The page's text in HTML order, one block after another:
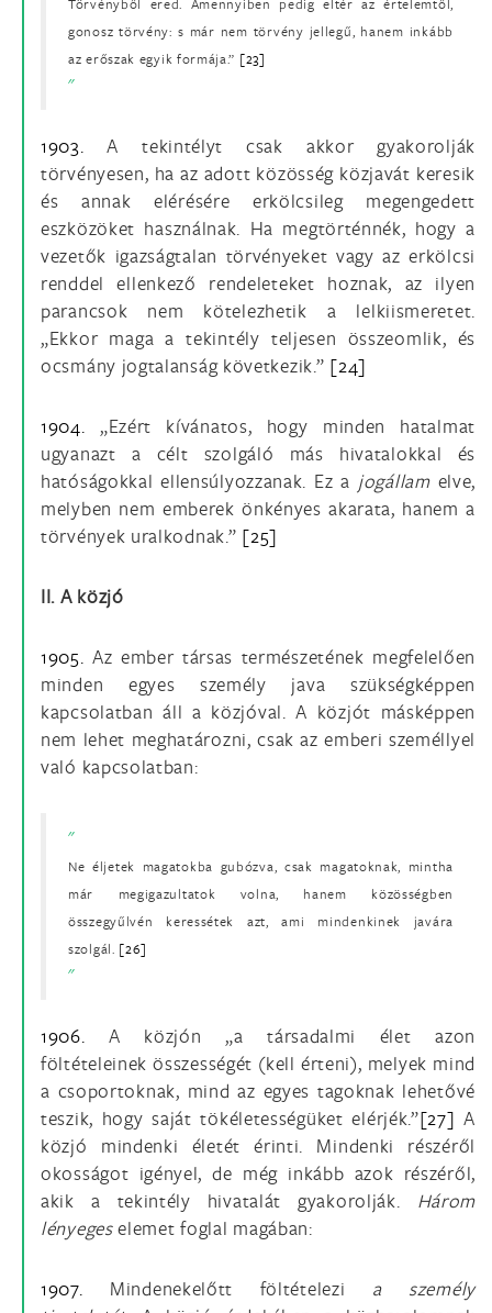
Törvényből ered. Amennyiben pedig eltér az értelemtől,
gonosz törvény: s már nem törvény jellegű, hanem inkább
az erőszak egyik formája.” [23]
1903. A tekintélyt csak akkor gyakorolják
törvényesen, ha az adott közösség közjavát keresik
és annak elérésére erkölcsileg megengedett
eszközöket használnak. Ha megtörténnék, hogy a
vezetők igazságtalan törvényeket vagy az erkölcsi
renddel ellenkező rendeleteket hoznak, az ilyen
parancsok nem kötelezhetik a lelkiismeretet.
„Ekkor maga a tekintély teljesen összeomlik, és
ocsmány jogtalanság következik.” [24]
1904. „Ezért kívánatos, hogy minden hatalmat
ugyanazt a célt szolgáló más hivatalokkal és
hatóságokkal ellensúlyozzanak. Ez a jogállamelve,
melyben nem emberek önkényes akarata, hanem a
törvények uralkodnak.” [25]
II. A közjó
1905. Az ember társas természetének megfelelően
minden egyes személy java szükségképpen
kapcsolatban áll a közjóval. A közjót másképpen
nem lehet meghatározni, csak az emberi személlyel
való kapcsolatban:
Ne éljetek magatokba gubózva, csak magatoknak, mintha
már megigazultatok volna, hanem közösségben
összegyűlvén keressétek azt, ami mindenkinek javára
szolgál. [26]
1906. A közjón „a társadalmi élet azon
föltételeinek összességét (kell érteni), melyek mind
a csoportoknak, mind az egyes tagoknak lehetővé
teszik, hogy saját tökéletességüket elérjék.”[27] A
közjó mindenki életét érinti. Mindenki részéről
okosságot igényel, de még inkább azok részéről,
akik a tekintély hivatalát gyakorolják. Három
lényegeselemet foglal magában:
1907. Mindenekelőtt föltételezi a személy